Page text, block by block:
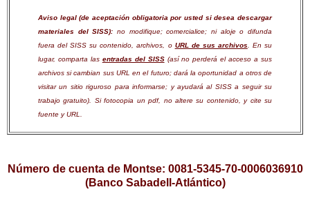
Aviso legal (de aceptación obligatoria por usted si desea descargar
materiales del SISS): no modifique; comercialice; ni aloje o difunda
fuera del SISS su contenido, archivos, o URL de sus archivos . En su
lugar, comparta las entradas del SISS(así no perderá el acceso a sus
archivos si cambian sus URL en el futuro; dará la oportunidad a otros de
visitar un sitio riguroso para informarse; y ayudará al SISS a seguir su
trabajo gratuito). Si fotocopia un pdf, no altere su contenido, y cite su
fuente y URL.
Número de cuenta de Montse: 0081-5345-70-0006036910
(Banco Sabadell-Atlántico)